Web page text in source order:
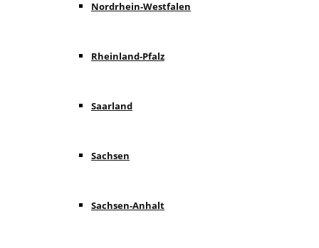
Nordrhein-Westfalen
Rheinland-Pfalz
Saarland
Sachsen
Sachsen-Anhalt